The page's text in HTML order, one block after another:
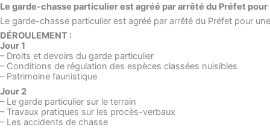
Le garde-chasse particulier est agréé par arrêté du Préfet
Le garde-chasse particulier est agréé par arrêté du Préfet pour
DÉROULEMENT :
Jour 1
– Droits et devoirs du garde particulier
– Conditions de régulation des espèces classées nuisibles
– Patrimoine faunistique
Jour 2
– Le garde particulier sur le terrain
– Travaux pratiques sur les procès-verbaux
– Les accidents de chasse